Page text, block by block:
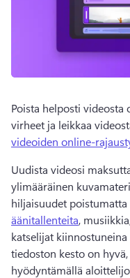
Poista helposti videosta
virheet ja leikkaa
videoiden online-
Uudista videosi
ylimääräinen
hiljaisuudet poistumatta
äänitallenteita,
katselijat
tiedoston kesto on
hyödyntämällä